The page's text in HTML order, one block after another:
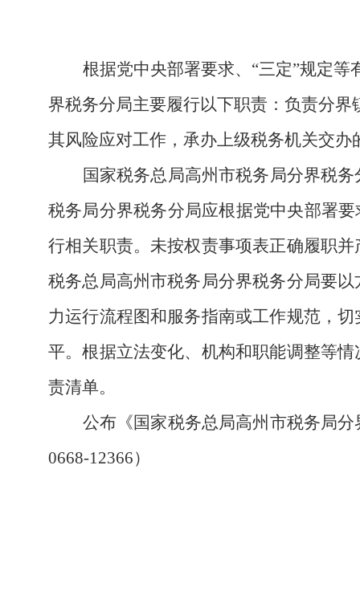
根据党中央部署要求、 “三定”规定等
界税务分局主要履行以下职责： 负责分界
其风险应对工作，承办上级税务机关交办
国家税务总局高州市税务局分界税
税务局分界税务分局应根据党中央部署要
行相关职责。未按权责事项表正确履职
税务总局高州市税务局分界税务分局要
力运行流程图和服务指南或工作规范，
平。根据立法变化、机构和职能调整等
责清单。
公布《国家税务总局高州市税务局
0668-12366）